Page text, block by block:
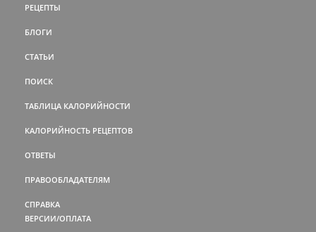
РЕЦЕПТЫ
БЛОГИ
СТАТЬИ
ПОИСК
ТАБЛИЦА КАЛОРИЙНОСТИ
КАЛОРИЙНОСТЬ РЕЦЕПТОВ
ОТВЕТЫ
ПРАВООБЛАДАТЕЛЯМ
СПРАВКА
ВЕРСИИ/ОПЛАТА